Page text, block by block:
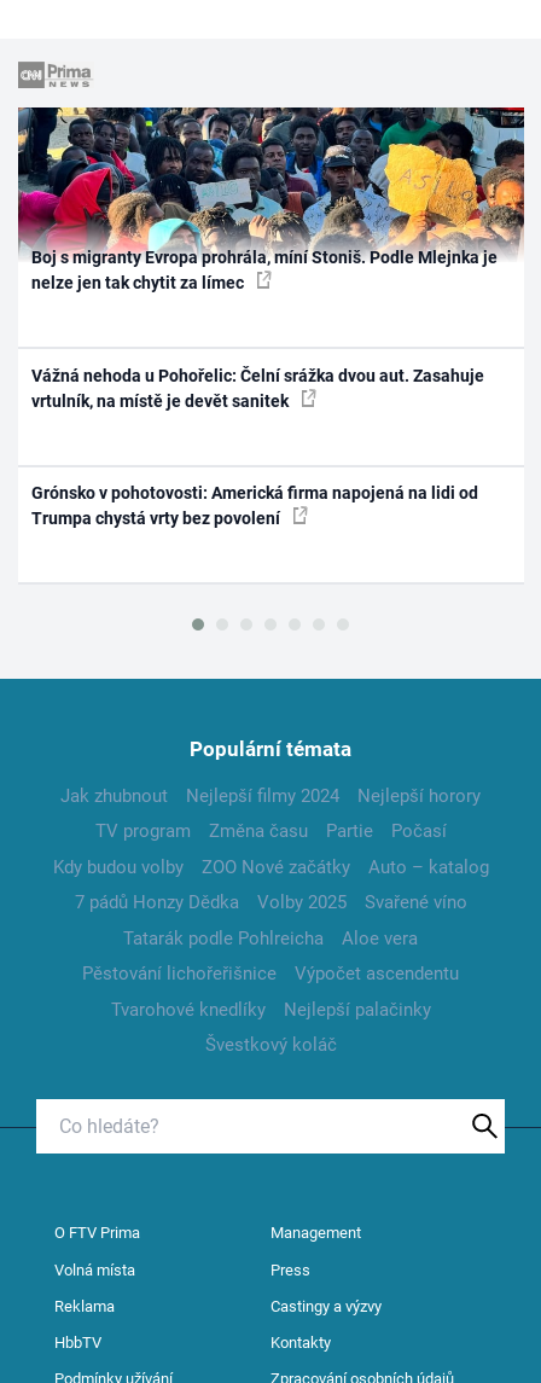
Boj s migranty Evropa prohrála, míní Stoniš. Podle Mlejnka je
nelze jen tak chytit za límec
Vážná nehoda u Pohořelic: Čelní srážka dvou aut. Zasahuje
vrtulník, na místě je devět sanitek
Grónsko v pohotovosti: Americká firma napojená na lidi od
Trumpa chystá vrty bez povolení
Populární témata
Jak zhubnout Nejlepší filmy 2024
Nejlepší horory
TV program
Změna času Partie
Počasí
Kdy budou volby
ZOO Nové začátky
Auto – katalog
7 pádů Honzy Dědka
Volby 2025
Svařené víno
Tatarák podle Pohlreicha
Aloe vera
Pěstování lichořeřišnice
Výpočet ascendentu
Tvarohové knedlíky
Nejlepší palačinky
Švestkový koláč
O FTV Prima Management
Volná místa Press
Reklama Castingy a výzvy
HbbTV Kontakty
Podmínky užívání Zpracování osobních údajů